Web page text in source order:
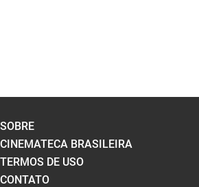
SOBRE
CINEMATECA BRASILEIRA
TERMOS DE USO
CONTATO